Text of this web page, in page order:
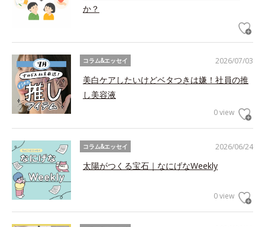
か？
2026/07/03
コラム&エッセイ
美白ケアしたいけどベタつきは嫌！社員の推
し美容液
0 view
2026/06/24
コラム&エッセイ
太陽がつくる宝石｜なにげなWeekly
0 view